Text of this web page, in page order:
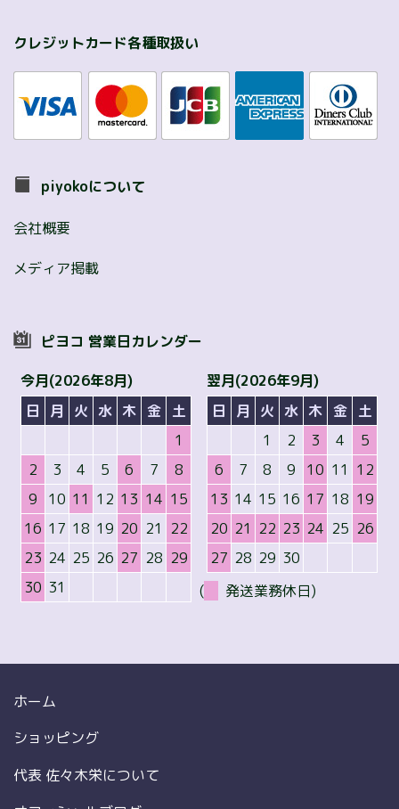
クレジットカード各種取扱い
piyokoについて
会社概要
メディア掲載
ピヨコ 営業日カレンダー
今月(2026年8月)
日
月 火 水 木 金 土
1
2
3 4 5 6 7
8
9
10 11 12 13 14 15
16 17 18 19 20 21 22
23 24 25 26 27 28 29
30 31
翌月(2026年9月)
日
月 火 水 木 金
土
1
2 3 4
5
6
7 8 9 10 11 12
13 14 15 16 17 18 19
20 21 22 23 24 25 26
27 28 29 30
(
発送業務休日)
ホーム
ショッピング
代表 佐々木栄について